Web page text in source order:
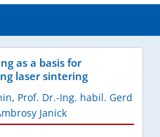
as a basis for
laser sintering
, Prof. Dr.-Ing. habil. Gerd
Janick